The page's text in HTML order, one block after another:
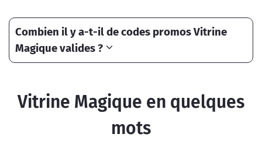
Combien il y a-t-il de codes promos Vitrine
Magique valides ?
Vitrine Magique en quelques
mots